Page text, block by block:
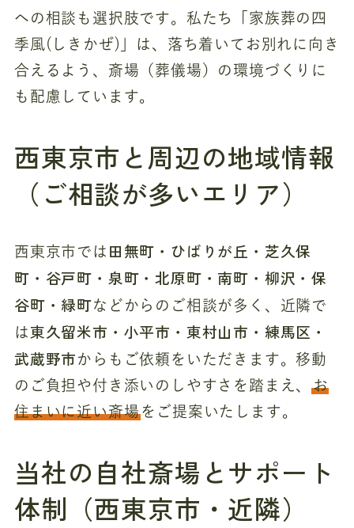
への相談も選択肢です。私たち「家族葬の四
季風(しきかぜ)」は、落ち着いてお別れに向き
合えるよう、斎場（葬儀場）の環境づくりに
も配慮しています。
西東京市と周辺の地域情報
（ご相談が多いエリア）
西東京市では 田無町・ひばりが丘・芝久保
町・谷戸町・泉町・北原町・南町・柳沢・保
谷町・緑町などからのご相談が多く、近隣で
は 東久留米市・小平市・東村山市・練馬区・
武蔵野市 からもご依頼をいただきます。移動
のご負担や付き添いのしやすさを踏まえ、お
住まいに近い斎場をご提案いたします。
当社の自社斎場とサポート
体制（西東京市・近隣）